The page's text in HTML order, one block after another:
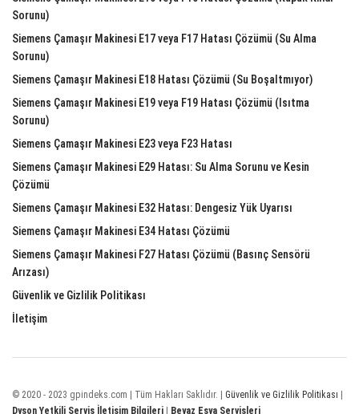
Sorunu)
Siemens Çamaşır Makinesi E17 veya F17 Hatası Çözümü (Su Alma
Sorunu)
Siemens Çamaşır Makinesi E18 Hatası Çözümü (Su Boşaltmıyor)
Siemens Çamaşır Makinesi E19 veya F19 Hatası Çözümü (Isıtma
Sorunu)
Siemens Çamaşır Makinesi E23 veya F23 Hatası
Siemens Çamaşır Makinesi E29 Hatası: Su Alma Sorunu ve Kesin
Çözümü
Siemens Çamaşır Makinesi E32 Hatası: Dengesiz Yük Uyarısı
Siemens Çamaşır Makinesi E34 Hatası Çözümü
Siemens Çamaşır Makinesi F27 Hatası Çözümü (Basınç Sensörü
Arızası)
Güvenlik ve Gizlilik Politikası
İletişim
© 2020 - 2023 gpindeks.com | Tüm Hakları Saklıdır. | Güvenlik ve Gizlilik Politikası |
Dyson Yetkili Servis İletişim Bilgileri | Beyaz Eşya Servisleri